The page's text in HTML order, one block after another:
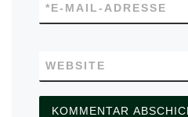
E-MAIL-ADRESSE
*
WEBSITE